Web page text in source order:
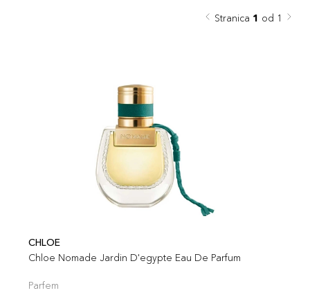
Stranica 1 od 1
CHLOE
Chloe Nomade Jardin D'egypte Eau De Parfum
Parfem